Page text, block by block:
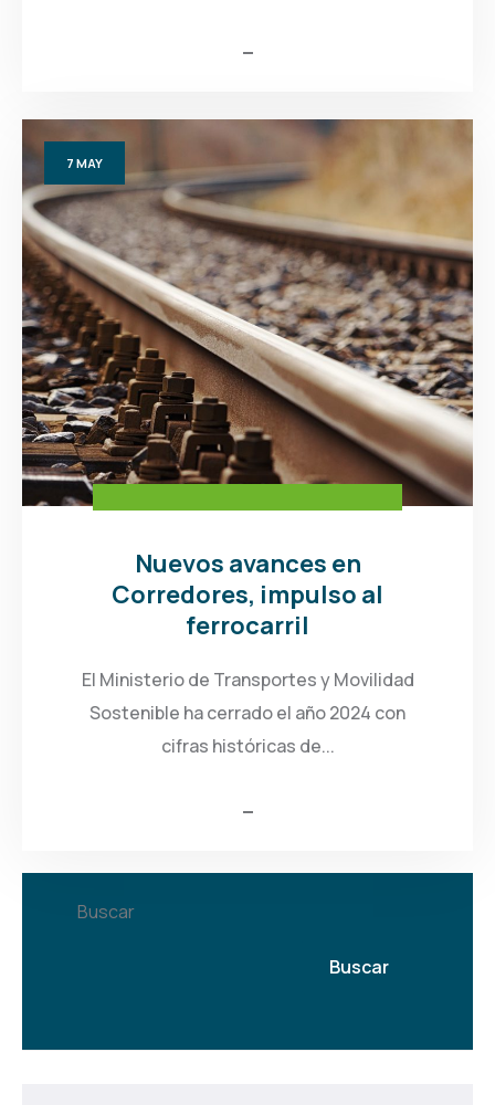
7 MAY
Nuevos avances en
Corredores, impulso al
ferrocarril
El Ministerio de Transportes y Movilidad
Sostenible ha cerrado el año 2024 con
cifras históricas de...
Buscar
Buscar